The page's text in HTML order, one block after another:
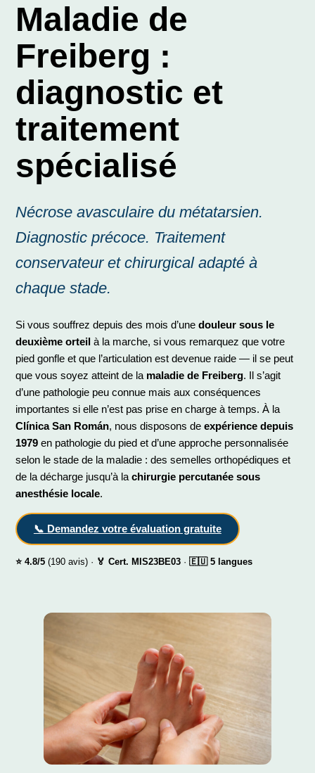
Maladie de
Freiberg :
diagnostic et
traitement
spécialisé
Nécrose avasculaire du métatarsien.
Diagnostic précoce. Traitement
conservateur et chirurgical adapté à
chaque stade.
Si vous souffrez depuis des mois d’une douleur sous le
deuxième orteil à la marche, si vous remarquez que votre
pied gonfle et que l’articulation est devenue raide — il se peut
que vous soyez atteint de la maladie de Freiberg. Il s’agit
d’une pathologie peu connue mais aux conséquences
importantes si elle n’est pas prise en charge à temps. À la
Clínica San Román, nous disposons de expérience depuis
1979en pathologie du pied et d’une approche personnalisée
selon le stade de la maladie : des semelles orthopédiques et
de la décharge jusqu’à lachirurgie percutanée sous
anesthésie locale.
📞 Demandez votre évaluation gratuite
⭐ 4.8/5(190 avis) · 🏅 Cert. MIS23BE03· 🇪🇺 5 langues